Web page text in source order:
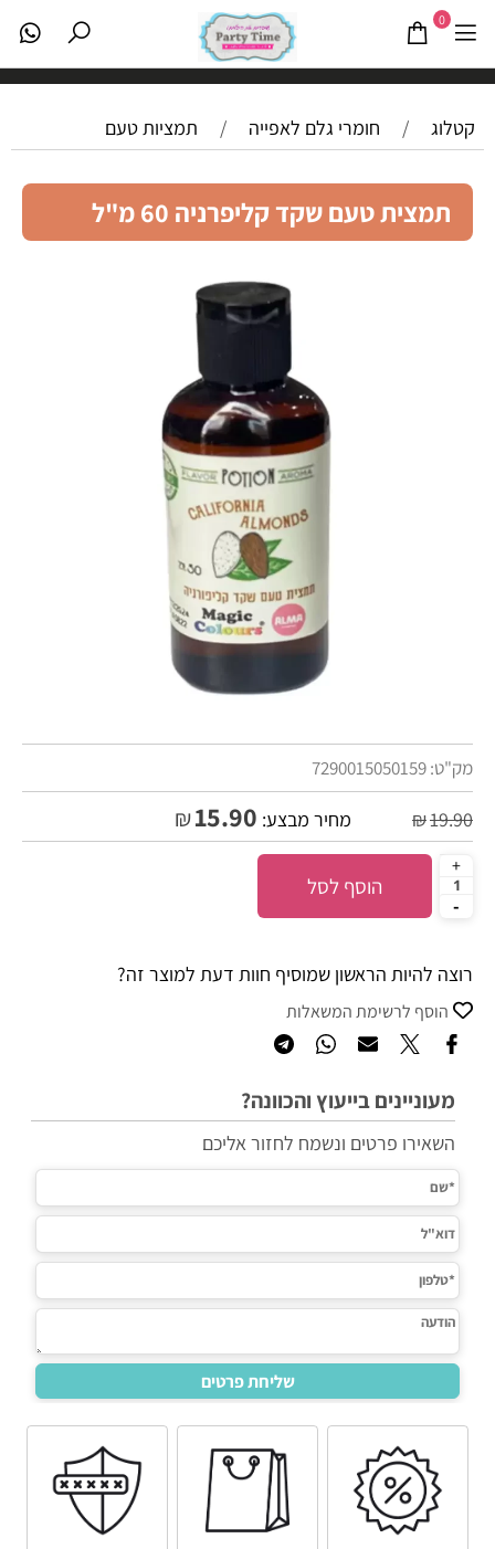
0
קטלוג / חומרי גלם לאפייה / תמציות טעם
תמצית טעם שקד קליפרניה 60 מ"ל
מק"ט:7290015050159
₪19.90 מחיר מבצע: ₪15.90
הוסף לסל
רוצה להיות הראשון שמוסיף חוות דעת למוצר זה?
הוסף לרשימת המשאלות
מעוניינים בייעוץ והכוונה?
השאירו פרטים ונשמח לחזור אליכם